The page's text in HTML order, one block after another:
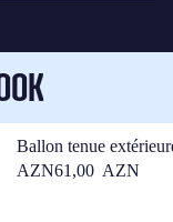
Ballon tenue
Barcelona x Kobe
AZN61,00 AZN